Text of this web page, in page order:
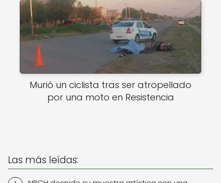
Murió un ciclista tras ser atropellado
por una moto en Resistencia
Las más leídas: